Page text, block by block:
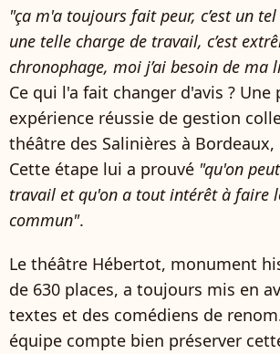
"ça m'a toujours fait peur, c’est un
une telle charge de travail, c’est
chronophage, moi j’ai besoin de ma
Ce qui l'a fait changer d'avis ? Une
expérience réussie de gestion
théâtre des Salinières à
Cette étape lui a prouvé "qu'on
travail et qu'on a tout intérêt à faire
commun".
Le théâtre Hébertot, monument
de 630 places, a toujours mis en
textes et des comédiens de
équipe compte bien préserver